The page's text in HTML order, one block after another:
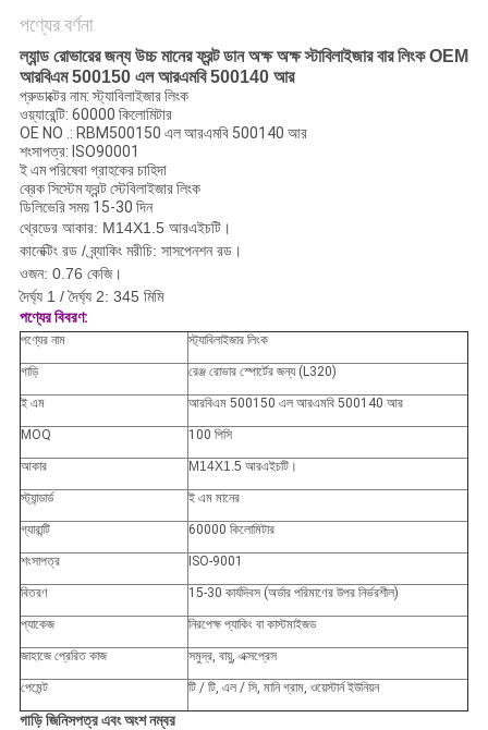
নীতি
পণ্যের বর্ণনা
ল্যান্ড রোভারের জন্য উচ্চ মানের ফ্রন্ট ডান অক্ষ অক্ষ স্টাবিলাইজার বার লিংক OEM
আরবিএম 500150 এল আরএমবি 500140 আর
প্রুডাক্টের নাম: স্ট্যাবিলাইজার লিংক
ওয়্যারেন্টি: 60000 কিলোমিটার
OE NO .: RBM500150 এল আরএমবি 500140 আর
শংসাপত্র: ISO90001
ই এম পরিষেবা গ্রাহকের চাহিদা
ব্রেক সিস্টেম ফ্রন্ট স্টেবিলাইজার লিংক
ডিলিভেরি সময় 15-30 দিন
থ্রেডের আকার: M14X1.5 আরএইচটি।
কানেক্টিং রড / ব্র্যাকিং মরীচি: সাসপেনশন রড।
ওজন: 0.76 কেজি।
দৈর্ঘ্য 1 / দৈর্ঘ্য 2: 345 মিমি
পণ্যের বিবরণ:
পণ্যের নাম স্ট্যাবিলাইজার লিংক
গাড়ি রেঞ্জ রোভার স্পোর্টের জন্য (L320)
ই এম আরবিএম 500150 এল আরএমবি 500140 আর
MOQ 100 পিসি
আকার M14X1.5 আরএইচটি।
স্ট্যান্ডার্ড ই এম মানের
গ্যারান্টি 60000 কিলোমিটার
শংসাপত্র ISO-9001
বিতরণ 15-30 কার্যদিবস (অর্ডার পরিমাণের উপর নির্ভরশীল)
প্যাকেজ নিরপেক্ষ প্যাকিং বা কাস্টমাইজড
জাহাজে প্রেরিত কাজ সমুদ্র, বায়ু, এক্সপ্রেস
পেমেন্ট টি / টি, এল / সি, মানি গ্রাম, ওয়েস্টার্ন ইউনিয়ন
গাড়িজিনিসপত্র এবং অংশ নম্বর